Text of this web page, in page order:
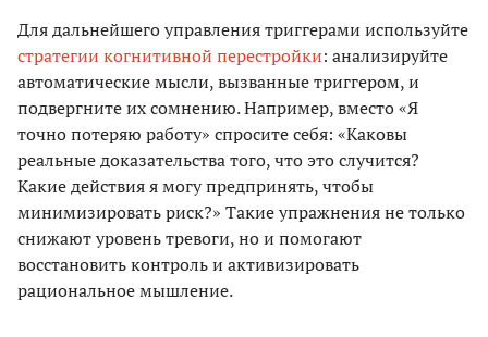
Для дальнейшего управления триггерами используйте
стратегии когнитивной перестройки: анализируйте
автоматические мысли, вызванные триггером, и
подвергните их сомнению. Например, вместо «Я
точно потеряю работу» спросите себя: «Каковы
реальные доказательства того, что это случится?
Какие действия я могу предпринять, чтобы
минимизировать риск?» Такие упражнения не только
снижают уровень тревоги, но и помогают
восстановить контроль и активизировать
рациональное мышление.